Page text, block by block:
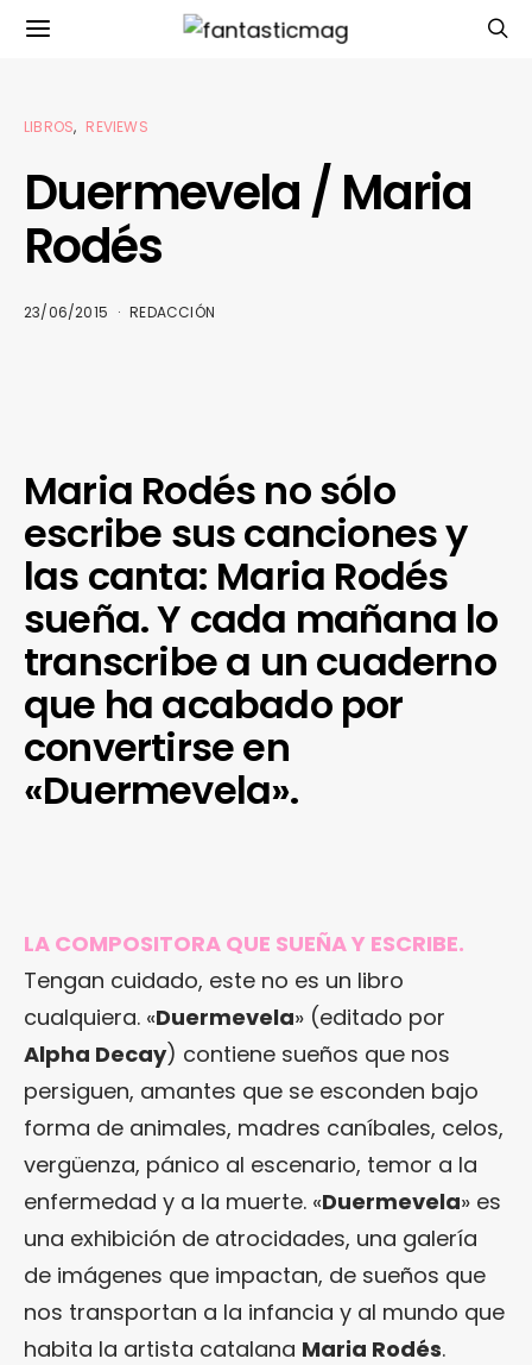
LIBROS REVIEWS
Duermevela / Maria
Rodés
23/06/2015 REDACCIÓN
Maria Rodés no sólo
escribe sus canciones y
las canta: Maria Rodés
sueña. Y cada mañana lo
transcribe a un cuaderno
que ha acabado por
convertirse en
«Duermevela».
LA COMPOSITORA QUE SUEÑA Y ESCRIBE.
Tengan cuidado, este no es un libro
cualquiera. «Duermevela» (editado por
Alpha Decay) contiene sueños que nos
persiguen, amantes que se esconden bajo
forma de animales, madres caníbales, celos,
vergüenza, pánico al escenario, temor a la
enfermedad y a la muerte. «Duermevela» es
una exhibición de atrocidades, una galería
de imágenes que impactan, de sueños que
nos transportan a la infancia y al mundo que
habita la artista catalana Maria Rodés.